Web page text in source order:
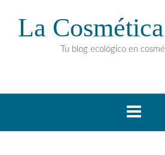
La
Tu blog ecológico en